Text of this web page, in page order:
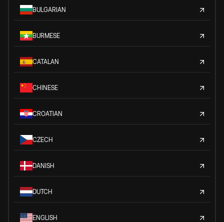
BULGARIAN
BURMESE
CATALAN
CHINESE
CROATIAN
CZECH
DANISH
DUTCH
ENGLISH